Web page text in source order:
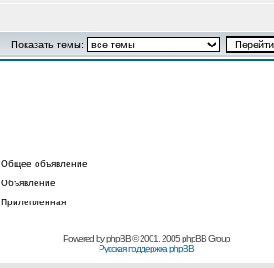
Показать темы:
Общее объявление
Объявление
Прилепленная
Powered byphpBB© 2001, 2005 phpBB Group
Русская поддержка phpBB